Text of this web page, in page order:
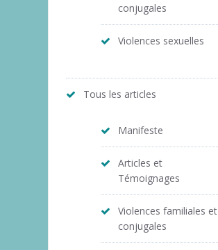
conjugales
Violences sexuelles
Tous les articles
Manifeste
Articles et
Témoignages
Violences familiales et
conjugales